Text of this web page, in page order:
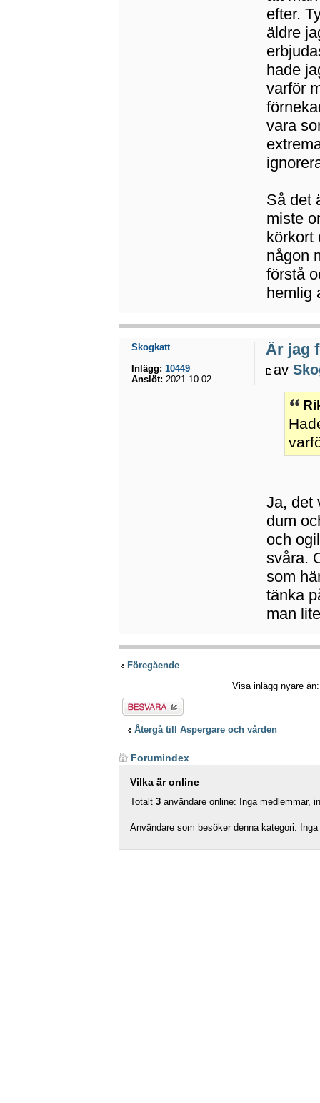
efter.
äldre
hade
varför
vara
Så det
miste
körkort
någon
förstå
hemlig
Är jag
av
Ja, det
dum
och
svåra.
som
tänka
man
Skogkatt
Inlägg: 10449
Anslöt: 2021-10-02
Föregående
Visa inlägg nyare
Besvara
Återgå till Aspergare och vården
Forumindex
Vilka är online
Totalt 3 användare online: Inga medlemmar,
Användare som besöker denna kategori: